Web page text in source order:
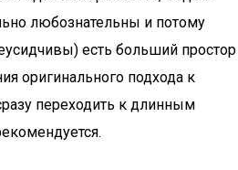
любознательны и потому
есть больший простор
оригинального подхода к
переходить к длинным